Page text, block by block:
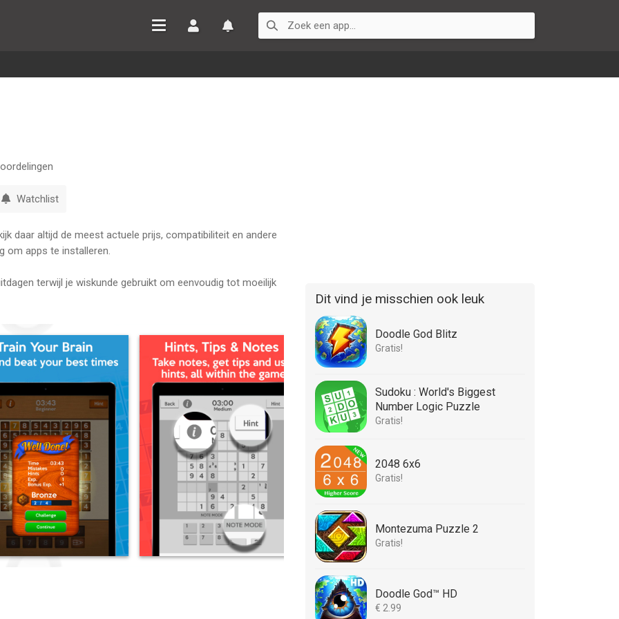
Watchlist
daar altijd de meest actuele prijs, compatibiliteit en andere
om apps te installeren.
terwijl je wiskunde gebruikt om eenvoudig tot moeilijk
aanpasbare vaardigheidsniveaus die het maken van die
zoek was!
makkelijk, gemiddeld, moeilijk.
je spel stoppen en hervatten.
cijfer in potloodmodus en eventuele rode cijfers zijn al
op dat nummer om het te verwijderen.
Dit vind je misschien ook leuk
Doodle God Blitz
Gratis!
Sudoku : World's Biggest
Number Logic Puzzle
Gratis!
2048 6x6
Gratis!
Montezuma Puzzle 2
Gratis!
Doodle God™ HD
€ 2.99